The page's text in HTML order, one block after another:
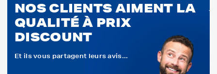
NOS CLIENTS AIMENT LA
QUALITÉ À PRIX
DISCOUNT
Et ils vous partagent leurs avis...